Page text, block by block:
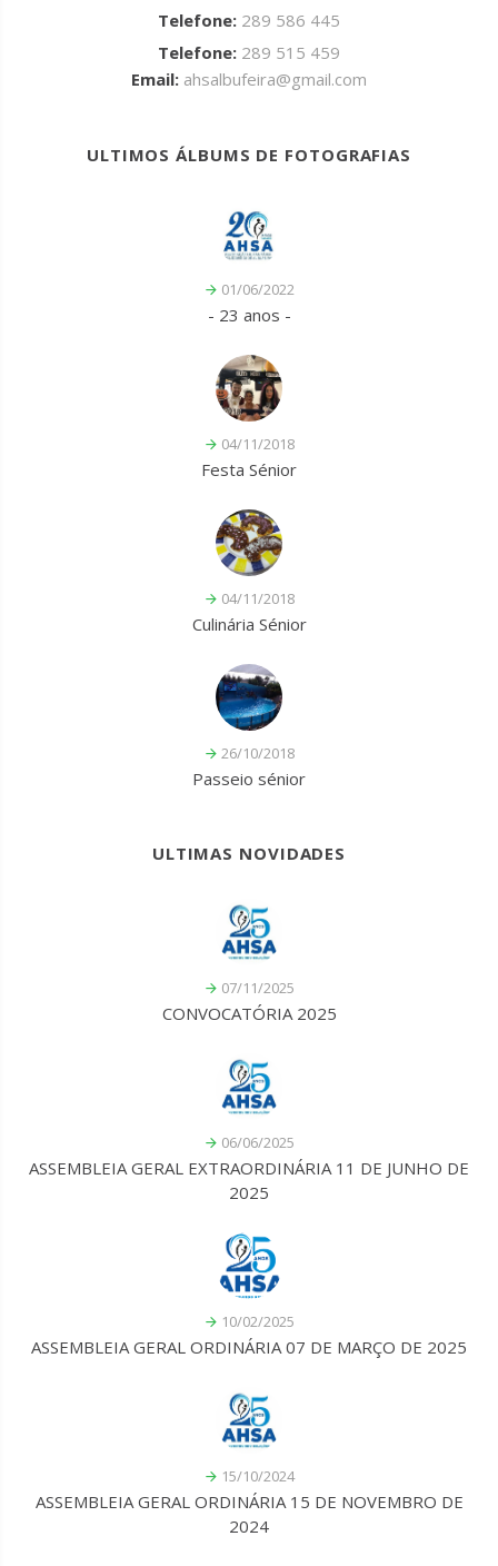
Telefone: 289 586 445
Telefone: 289 515 459
Email: ahsalbufeira@gmail.com
ULTIMOS ÁLBUMS DE FOTOGRAFIAS
01/06/2022
- 23 anos -
04/11/2018
Festa Sénior
04/11/2018
Culinária Sénior
26/10/2018
Passeio sénior
ULTIMAS NOVIDADES
07/11/2025
CONVOCATÓRIA 2025
06/06/2025
ASSEMBLEIA GERAL EXTRAORDINÁRIA 11 DE JUNHO DE
2025
10/02/2025
ASSEMBLEIA GERAL ORDINÁRIA 07 DE MARÇO DE 2025
15/10/2024
ASSEMBLEIA GERAL ORDINÁRIA 15 DE NOVEMBRO DE
2024